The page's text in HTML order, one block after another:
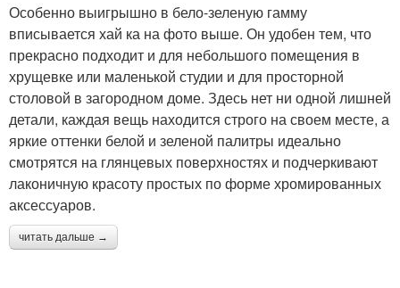
Особенно выигрышно в бело-зеленую гамму
вписывается хай ка на фото выше. Он удобен тем, что
прекрасно подходит и для небольшого помещения в
хрущевке или маленькой студии и для просторной
столовой в загородном доме. Здесь нет ни одной лишней
детали, каждая вещь находится строго на своем месте, а
яркие оттенки белой и зеленой палитры идеально
смотрятся на глянцевых поверхностях и подчеркивают
лаконичную красоту простых по форме хромированных
аксессуаров.
читать дальше →